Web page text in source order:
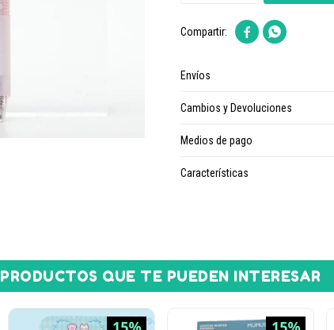
 
Envíos
Cambios y Devoluciones
Medios de pago
Características
PRODUCTOS QUE TE PUEDEN INTERESAR